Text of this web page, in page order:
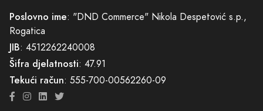
Poslovno ime: "DND Commerce" Nikola Despetović s.p.,
Rogatica
JIB: 4512262240008
Šifra djelatnosti: 47.91
Tekući račun: 555-700-00562260-09